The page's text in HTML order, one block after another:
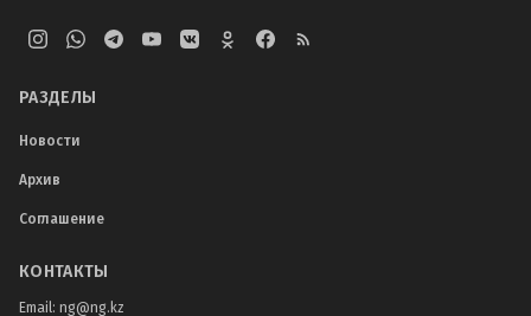
РАЗДЕЛЫ
Новости
Архив
Соглашение
КОНТАКТЫ
Email: ng@ng.kz